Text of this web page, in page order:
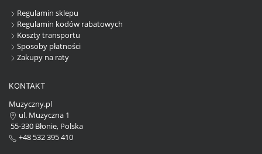
Regulamin sklepu
Regulamin kodów rabatowych
Koszty transportu
Sposoby płatności
Zakupy na raty
KONTAKT
Muzyczny.pl
ul. Muzyczna 1
55-330 Błonie, Polska
+48 532 395 410